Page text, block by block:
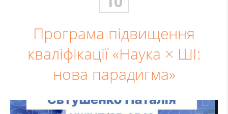
Програма підвищення
кваліфікації «Наука × ШІ:
нова парадигма»